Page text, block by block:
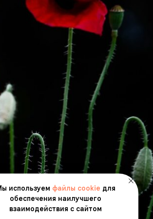
используем файлы cookie для
обеспечения наилучшего
взаимодействия с сайтом